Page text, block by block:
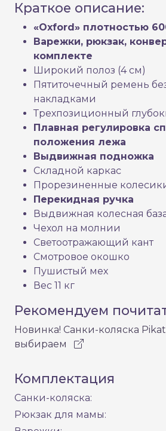
Краткое описание:
«Oxford» плотностью
Варежки, рюкзак,
комплекте
Широкий полоз (4 см)
Пятиточечный ремень
накладками
Трехпозиционный
Плавная регулировка
положения лежа
Выдвижная подножка
Складной каркас
Прорезиненные
Перекидная ручка
Выдвижная колесная
Чехол на молнии
Светоотражающий кант
Смотровое окошко
Пушистый мех
Вес 11 кг
Рекомендуем
Новинка! Санки-коляска
выбираем
Комплектация
Санки-коляска:
Рюкзак для мамы: